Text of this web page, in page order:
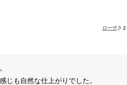
ローザさま
じも自然な仕上がりでした。